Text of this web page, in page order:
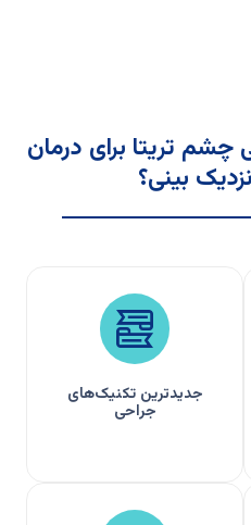
تریتا برای درمان
بینی؟
جدیدترین تکنیک‌های
جراحی